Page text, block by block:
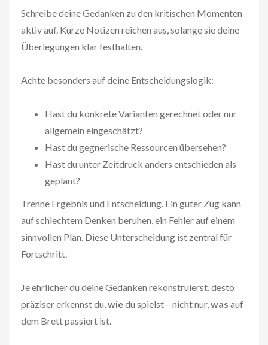
Schreibe deine Gedanken zu den kritischen Momenten
aktiv auf. Kurze Notizen reichen aus, solange sie deine
Überlegungen klar festhalten.
Achte besonders auf deine Entscheidungslogik:
Hast du konkrete Varianten gerechnet oder nur
allgemein eingeschätzt?
Hast du gegnerische Ressourcen übersehen?
Hast du unter Zeitdruck anders entschieden als
geplant?
Trenne Ergebnis und Entscheidung. Ein guter Zug kann
auf schlechtem Denken beruhen, ein Fehler auf einem
sinnvollen Plan. Diese Unterscheidung ist zentral für
Fortschritt.
Je ehrlicher du deine Gedanken rekonstruierst, desto
präziser erkennst du,wiedu spielst – nicht nur,was auf
dem Brett passiert ist.